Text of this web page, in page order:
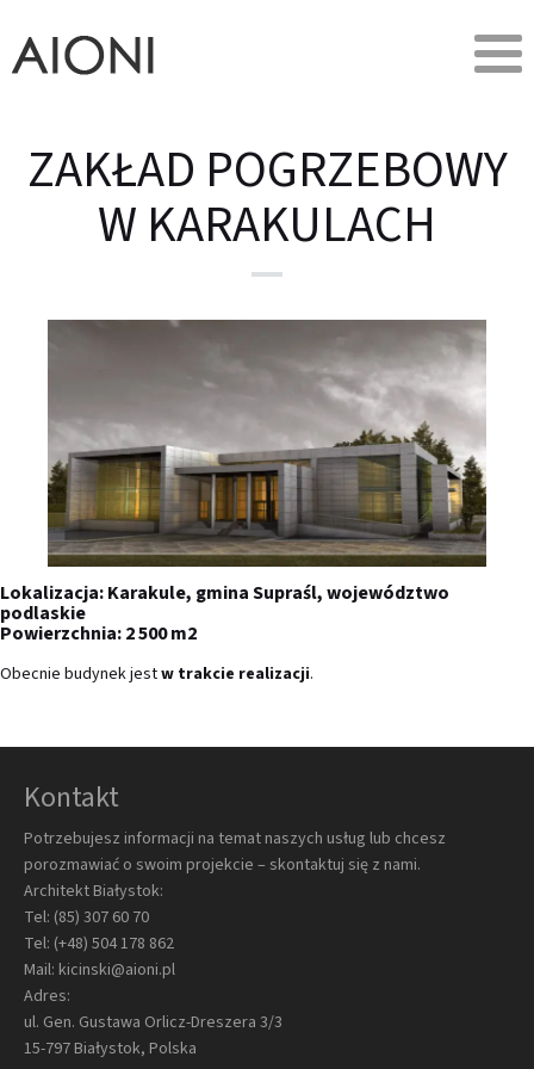
ZAKŁAD POGRZEBOWY
W KARAKULACH
Lokalizacja: Karakule, gmina Supraśl, województwo
podlaskie
Powierzchnia: 2 500 m2
Obecnie budynek jestw trakcie realizacji.
Kontakt
Potrzebujesz informacji na temat naszych usług lub chcesz
porozmawiać o swoim projekcie – skontaktuj się z nami.
Architekt Białystok:
Tel: (85) 307 60 70
Tel: (+48) 504 178 862
Mail: kicinski@aioni.pl
Adres:
ul. Gen. Gustawa Orlicz-Dreszera 3/3
15-797 Białystok, Polska